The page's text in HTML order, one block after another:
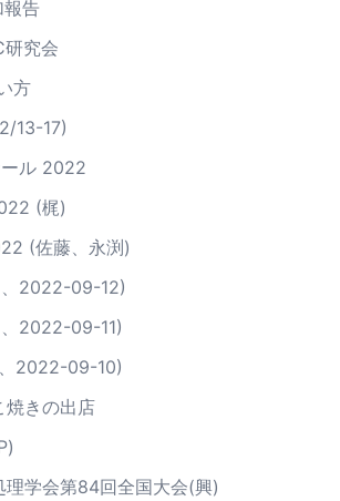
告
究会
方
13-17)
ル 2022
(梶)
(佐藤、永渕)
2022-09-12)
2022-09-11)
2022-09-10)
焼きの出店
理学会第84回全国大会(興)